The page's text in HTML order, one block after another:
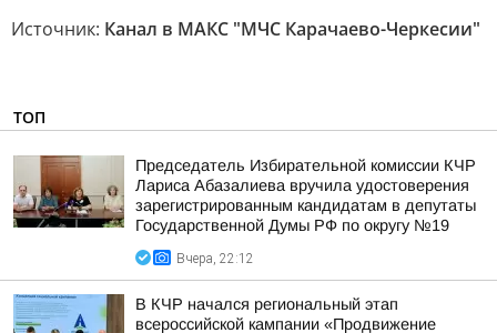
Источник: Канал в МАКС "МЧС Карачаево-Черкесии"
ТОП
Председатель Избирательной комиссии КЧР
Лариса Абазалиева вручила удостоверения
зарегистрированным кандидатам в депутаты
Государственной Думы РФ по округу №19
Вчера, 22:12
В КЧР начался региональный этап
всероссийской кампании «Продвижение